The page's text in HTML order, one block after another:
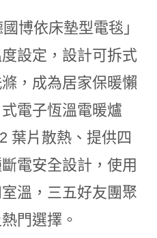
博依床墊型電毯」
設定，設計可拆式
，成為居家保暖懶
電子恆溫電暖爐
葉片散熱、提供四
電安全設計，使用
溫，三五好友團聚
門選擇。